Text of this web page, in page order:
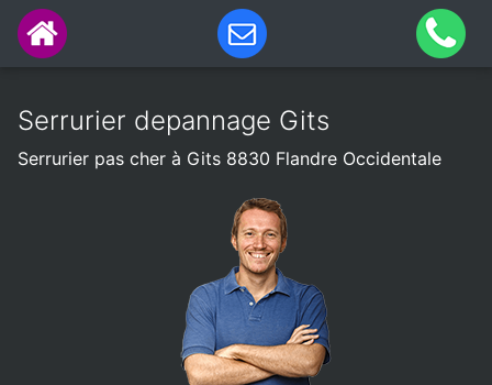
Serrurier depannage Gits
Serrurier pas cher à Gits 8830 Flandre Occidentale